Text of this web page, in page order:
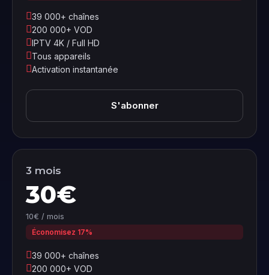
39 000+ chaînes
200 000+ VOD
IPTV 4K / Full HD
Tous appareils
Activation instantanée
S'abonner
3 mois
30€
10€ / mois
Économisez 17%
39 000+ chaînes
200 000+ VOD